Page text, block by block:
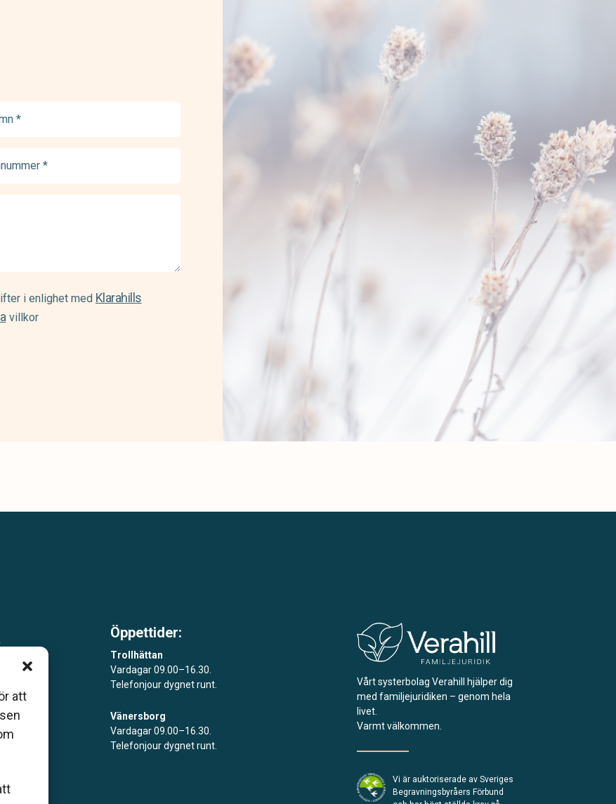
att
i enlighet med Klarahills
villkor
Öppettider:
Trollhättan
Vardagar 09.00–16.30.
Telefonjour dygnet runt.
Vänersborg
Vardagar 09.00–16.30.
Telefonjour dygnet runt.
Vårt systerbolag Verahill hjälper dig
med familjejuridiken – genom hela
livet.
Varmt välkommen.
Vi är auktoriserade av Sveriges
Begravningsbyråers Förbund